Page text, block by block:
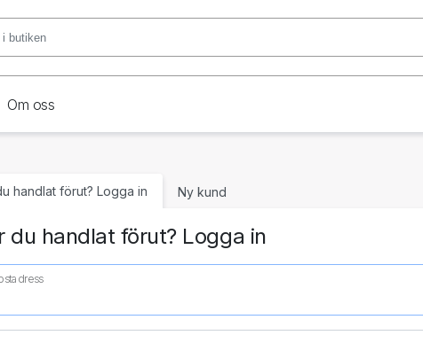
Om oss
handlat förut? Logga in Ny kund
du handlat förut? Logga in